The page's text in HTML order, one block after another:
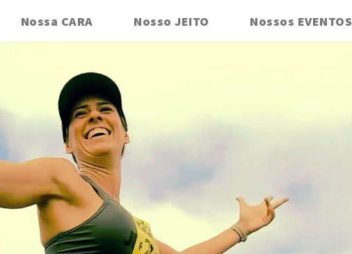
Nossa CARA Nosso JEITO Nossos EVENTOS